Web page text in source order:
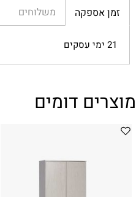
זמן אספקה משלוחים
21 ימי עסקים
מוצרים דומים